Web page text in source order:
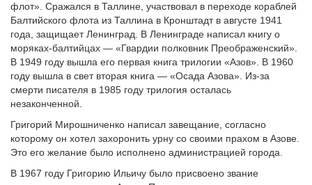
флот». Сражался в Таллине, участвовал в переходе кораблей
Балтийского флота из Таллина в Кронштадт в августе 1941
года, защищает Ленинград. В Ленинграде написал книгу о
моряках-балтийцах — «Гвардии полковник Преображенский».
В 1949 году вышла его первая книга трилогии «Азов». В 1960
году вышла в свет вторая книга — «Осада Азова». Из-за
смерти писателя в 1985 году трилогия осталась
незаконченной.
Григорий Мирошниченко написал завещание, согласно
которому он хотел захоронить урну со своими прахом в Азове.
Это его желание было исполнено администрацией города.
В 1967 году Григорию Ильичу было присвоено звание